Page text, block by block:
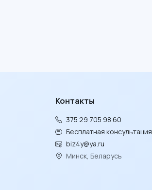
Контакты
375 29 705 98 60
Бесплатная консультация
biz4y@ya.ru
Минск, Беларусь